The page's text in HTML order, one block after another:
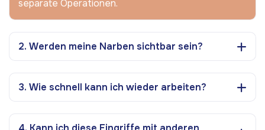
separate Operationen.
2. Werden meine Narben sichtbar sein?
3. Wie schnell kann ich wieder arbeiten?